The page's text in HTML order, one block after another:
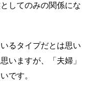
してのみの関係にな
るタイプだとは思い
いますが、「夫婦」
です。